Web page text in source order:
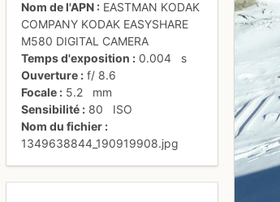
Nom de l'APN
EASTMAN KODAK
COMPANY KODAK EASYSHARE
M580 DIGITAL CAMERA
Temps d'exposition
0.004
s
Ouverture
f/8.6
Focale
5.2
mm
Sensibilité
80
ISO
Nom du fichier
1349638844_190919908.jpg